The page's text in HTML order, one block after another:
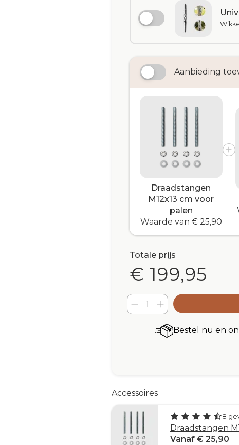
Aanbieding
Draadstangen
M12x13 cm voor
palen
Waarde van € 25,90
Totale prijs
€ 199,95
Bestel nu en
Accessoires
8
Draadstangen
Vanaf € 25,90